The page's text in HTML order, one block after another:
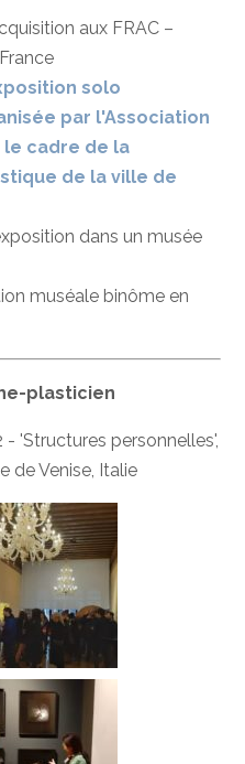
aux FRAC –
solo
par l'Association
le cadre de la
de la ville de
dans un musée
muséale binôme en
plasticien
'Structures personnelles',
de Venise, Italie